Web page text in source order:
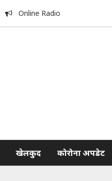
Online Radio
खेलकुद कोरोना अपडेट